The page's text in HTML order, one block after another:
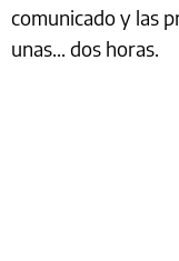
comunicado y las
unas... dos horas.